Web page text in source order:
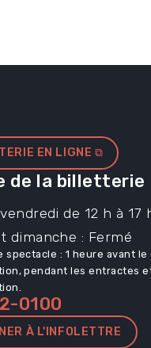
EN LIGNE ⧉
de la billetterie
de 12 h à 17
dimanche : Fermé
spectacle : 1 heure avant le
pendant les entractes
0100
À L'INFOLETTRE